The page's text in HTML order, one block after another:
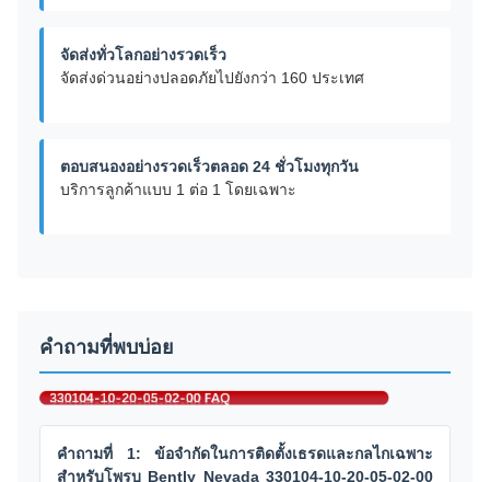
จัดส่งทั่วโลกอย่างรวดเร็ว
จัดส่งด่วนอย่างปลอดภัยไปยังกว่า 160 ประเทศ
ตอบสนองอย่างรวดเร็วตลอด 24 ชั่วโมงทุกวัน
บริการลูกค้าแบบ 1 ต่อ 1 โดยเฉพาะ
คำถามที่พบบ่อย
คำถามที่ 1: ข้อจำกัดในการติดตั้งเธรดและกลไกเฉพาะ
สำหรับโพรบ Bently Nevada 330104-10-20-05-02-00